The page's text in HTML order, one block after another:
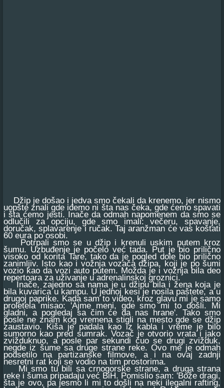
Džip je došao i jedva smo čekali da krenemo, jer nismo
uopšte znali gde idemo ni šta nas čeka, gde ćemo spavati
i šta ćemo jesti. Inače da odmah napomenem da smo se
odlučili za opciju, gde smo imali: večeru, spavanje,
doručak, splavarenje i ručak. Taj aranžman će vas koštati
60 eura po osobi.
Potrpali smo se u džip i krenuli uskim putem kroz
šumu. Uzbuđenje je počelo već tada. Put je bio prilično
visoko od korita Tare, tako da je pogled dole bio prilično
zanimljiv. Isto kao i vožnja vozača džipa, koji je po šumi
vozio kao da vozi auto putem. Možda je i vožnja bila deo
repertoara za uživanje u adrenalinskoj groznici.
Inače, zajedno sa nama je u džipu bila i žena koja je
bila kuvarica u kampu. U jednoj kesi je nosila paštete, a u
drugoj paprike. Kada sam to video, kroz glavu mi je samo
proletela misao: 'Ajme meni, gde smo mi to došli. Mi
gladni, a pogledaj sa čim će da nas hrane'. Tako smo
posle ne znam kog vremena stigli na mesto gde se džip
zaustavio. Kiša je padala kao iz kabla i vreme je bilo
sumorno kao pred sumrak. Vozač je otvorio vrata i jako
zvižduknuo, a posle par sekundi čuo se drugi zvižduk,
negde iz šume sa druge strane reke. Ovo me je odmah
podsetilo na partizanske filmove, a i na ovaj zadnji
nesretni rat koji se vodio na tim prostorima.
Mi smo tu bili sa crnogorske strane, a druga strana
reke i šuma pripadaju već BiH. Pomislio sam: 'Bože dragi,
šta je ovo, pa jesmo li mi to došli na neki ilegalni rafting,